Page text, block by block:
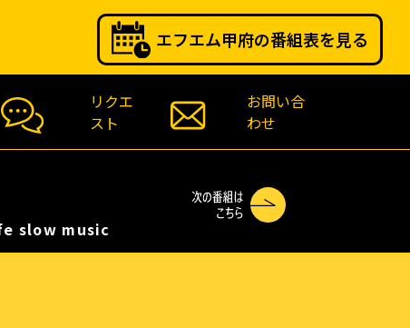
エフエム甲府の番組表を見る
リクエ
スト
お問い合
わせ
music